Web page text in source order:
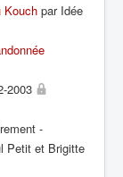
Kouch par Idée
2003
-
Petit et Brigitte